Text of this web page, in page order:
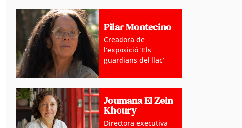
Pilar Montecino
Creadora de
l’exposició ‘Els
guardians del llac’
Joumana El Zein
Khoury
Directora executiva